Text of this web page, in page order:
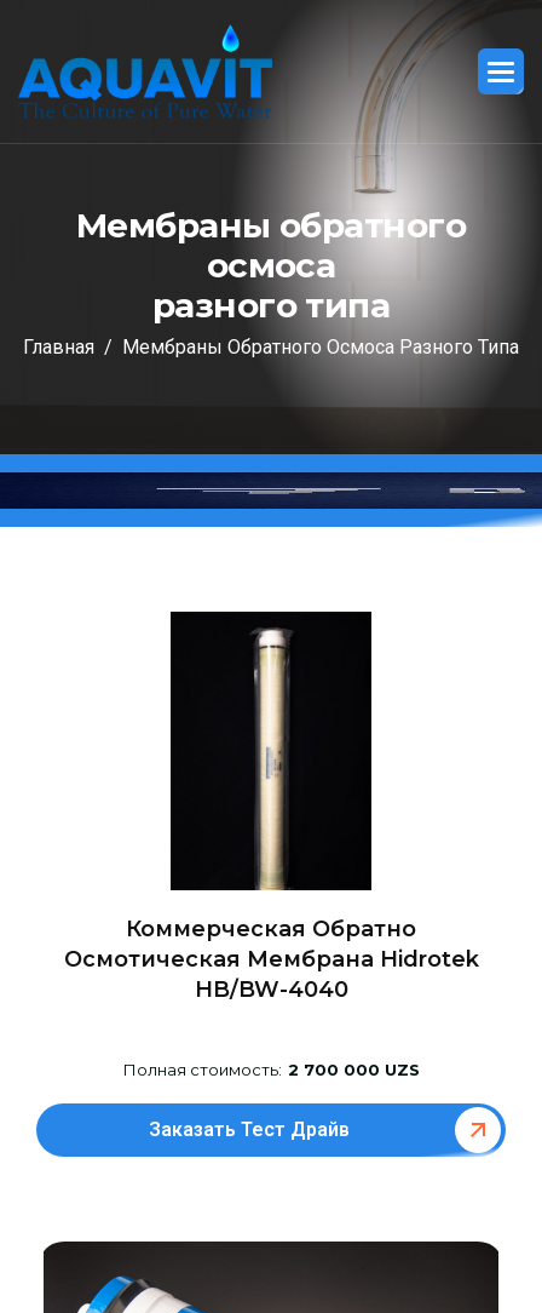
Мембраны обратного
осмоса
разного типа
Главная Мембраны Обратного Осмоса Разного Типа
Коммерческая Обратно
Осмотическая Мембрана Hidrotek
HB/BW-4040
Полная стоимость: 2 700 000 UZS
Заказать Тест Драйв